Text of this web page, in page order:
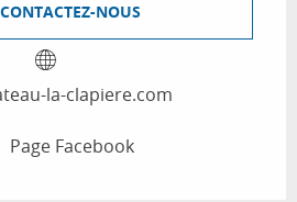
CONTACTEZ-NOUS
la-clapiere.com
Page Facebook